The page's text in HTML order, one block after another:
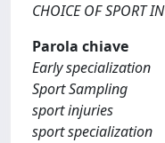
CHOICE OF SPORT
Parola chiave
Early specialization
Sport Sampling
sport injuries
sport specialization